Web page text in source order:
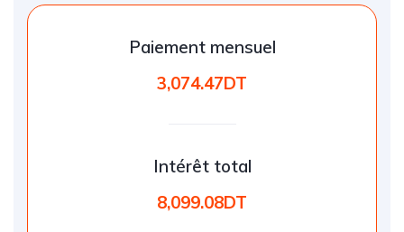
Paiement mensuel
3,074.47DT
Intérêt total
8,099.08DT